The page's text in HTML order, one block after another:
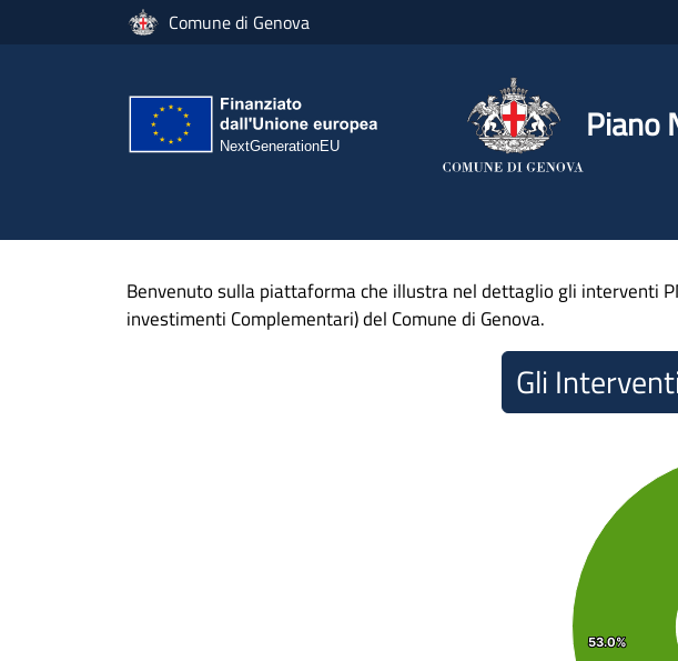
Salta al contenuto principaleComune di Genova
Piano
Benvenuto sulla piattaforma che illustra nel dettaglio gli interventi
investimenti Complementari) del Comune di Genova.
Gli
53.0%
53.0%